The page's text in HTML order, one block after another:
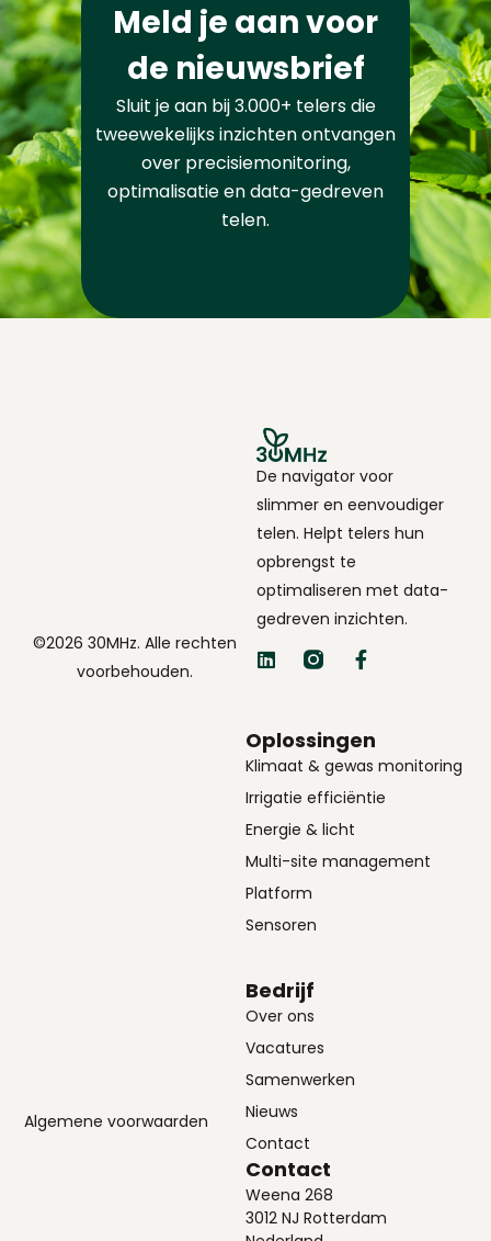
Meld je aan voor
de nieuwsbrief
Sluit je aan bij 3.000+ telers die
tweewekelijks inzichten ontvangen
over precisiemonitoring,
optimalisatie en data-gedreven
telen.
De navigator voor
slimmer en eenvoudiger
telen. Helpt telers hun
opbrengst te
optimaliseren met data-
gedreven inzichten.
Oplossingen
Klimaat & gewas monitoring
Irrigatie efficiëntie
Energie & licht
Multi-site management
Platform
Sensoren
Bedrijf
Over ons
Vacatures
Samenwerken
Nieuws
Contact
Contact
Weena 268
3012 NJ Rotterdam
©2026 30MHz. Alle rechten
voorbehouden.
Algemene voorwaarden